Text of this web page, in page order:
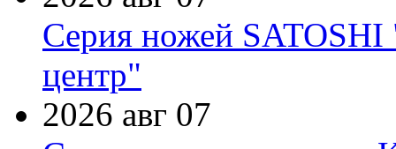
Серия ножей
центр"
2026 авг 07